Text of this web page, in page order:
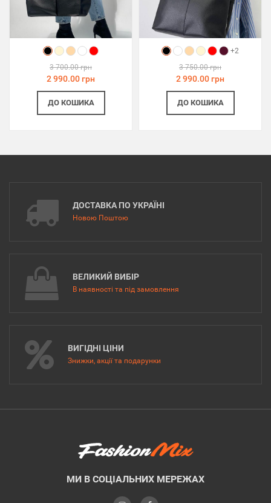
3 700.00 грн
2 990.00 грн
ДО КОШИКА
+2
3 750.00 грн
2 990.00 грн
ДО КОШИКА
ДОСТАВКА ПО УКРАЇНІ
Новою Поштою
ВЕЛИКИЙ ВИБІР
В наявності та під замовлення
ВИГІДНІ ЦІНИ
Знижки, акції та подарунки
МИ В СОЦІАЛЬНИХ МЕРЕЖАХ